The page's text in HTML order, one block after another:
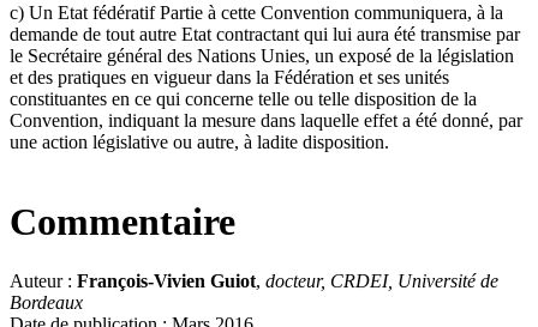
c) Un Etat fédératif Partie à cette Convention communiquera, à la
demande de tout autre Etat contractant qui lui aura été transmise par
le Secrétaire général des Nations Unies, un exposé de la législation
et des pratiques en vigueur dans la Fédération et ses unités
constituantes en ce qui concerne telle ou telle disposition de la
Convention, indiquant la mesure dans laquelle effet a été donné, par
une action législative ou autre, à ladite disposition.
Commentaire
Auteur : François-Vivien Guiot, docteur, CRDEI, Université de
Bordeaux